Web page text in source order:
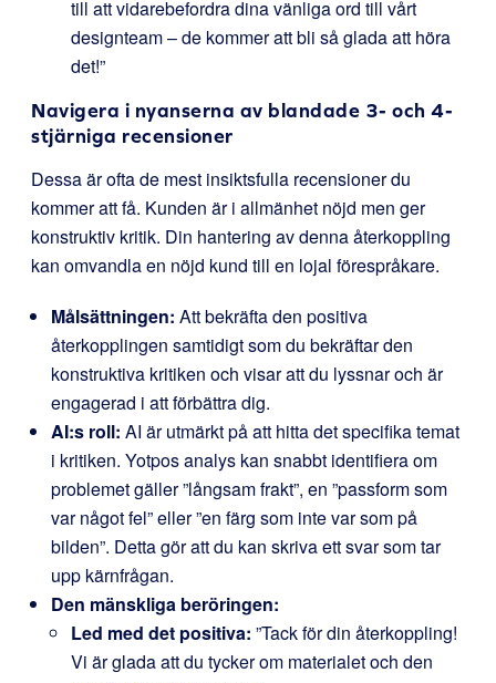
till att vidarebefordra dina vänliga ord till vårt
designteam – de kommer att bli så glada att höra
det!”
Navigera i nyanserna av blandade 3- och 4-
stjärniga recensioner
Dessa är ofta de mest insiktsfulla recensioner du
kommer att få. Kunden är i allmänhet nöjd men ger
konstruktiv kritik. Din hantering av denna återkoppling
kan omvandla en nöjd kund till en lojal förespråkare.
Målsättningen: Att bekräfta den positiva
återkopplingen samtidigt som du bekräftar den
konstruktiva kritiken och visar att du lyssnar och är
engagerad i att förbättra dig.
AI:s roll: AI är utmärkt på att hitta det specifika temat
i kritiken. Yotpos analys kan snabbt identifiera om
problemet gäller ”långsam frakt”, en ”passform som
var något fel” eller ”en färg som inte var som på
bilden”. Detta gör att du kan skriva ett svar som tar
upp kärnfrågan.
Den mänskliga beröringen:
Led med det positiva: ”Tack för din återkoppling!
Vi är glada att du tycker om materialet och den